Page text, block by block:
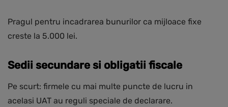
Pragul pentru incadrarea bunurilor ca mijloace fixe
creste la 5.000 lei.
Sedii secundare si obligatii fiscale
Pe scurt: firmele cu mai multe puncte de lucru in
acelasi UAT au reguli speciale de declarare.